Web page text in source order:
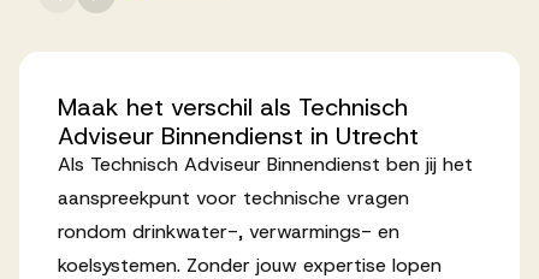
Aanmelden
Werken bij AV
Voor kandidaten
Inspiratie
Maak het verschil als Technisch
Adviseur Binnendienst in Utrecht
Als Technisch Adviseur Binnendienst ben jij het
aanspreekpunt voor technische vragen
rondom drinkwater-, verwarmings- en
koelsystemen. Zonder jouw expertise lopen